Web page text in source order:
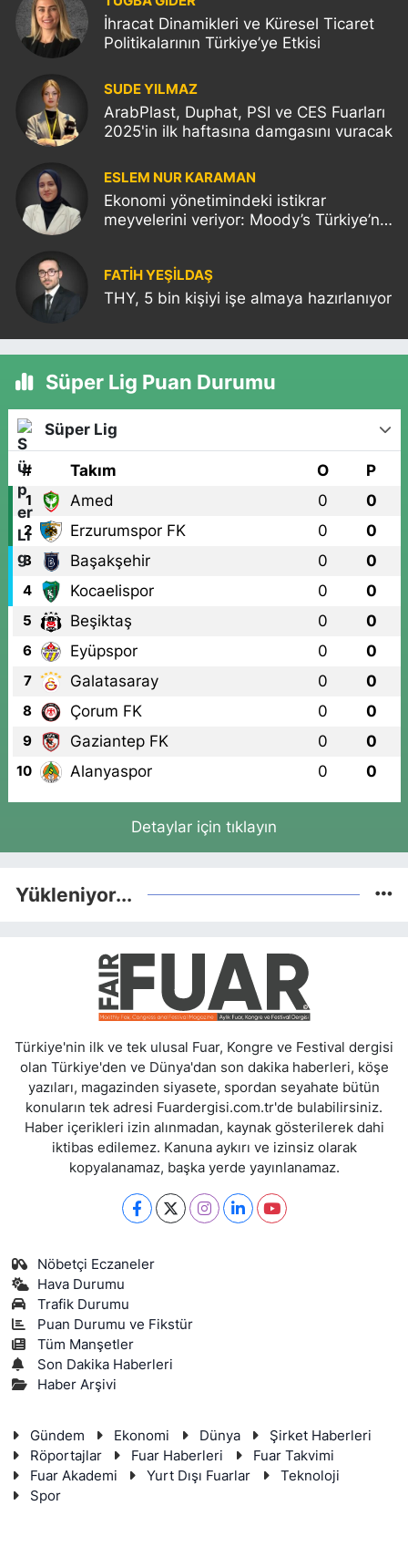
İhracat Dinamikleri ve Küresel Ticaret
Politikalarının Türkiye’ye Etkisi
SUDE YILMAZ
ArabPlast, Duphat, PSI ve CES Fuarları
2025'in ilk haftasına damgasını vuracak
ESLEM NUR KARAMAN
Ekonomi yönetimindeki istikrar
meyvelerini veriyor: Moody’s Türkiye’nin
FATIH YEŞİLDAŞ
THY, 5 bin kişiyi işe almaya hazırlanıyor
Süper Lig Puan Durumu
Süper Lig
# Takım O P
1 Amed 0 0
2 Erzurumspor FK 0 0
3 Başakşehir 0 0
4 Kocaelispor 0 0
5 Beşiktaş 0 0
6 Eyüpspor 0 0
7 Galatasaray 0 0
8 Çorum FK 0 0
9 Gaziantep FK 0 0
10 Alanyaspor 0 0
Detaylar için tıklayın
Yükleniyor...
Türkiye'nin ilk ve tek ulusal Fuar, Kongre ve Festival dergisi
olan Türkiye'den ve Dünya'dan son dakika haberleri, köşe
yazıları, magazinden siyasete, spordan seyahate bütün
konuların tek adresi Fuardergisi.com.tr'de bulabilirsiniz.
Haber içerikleri izin alınmadan, kaynak gösterilerek dahi
iktibas edilemez. Kanuna aykırı ve izinsiz olarak
kopyalanamaz, başka yerde yayınlanamaz.
Nöbetçi Eczaneler
Hava Durumu
Trafik Durumu
Puan Durumu ve Fikstür
Tüm Manşetler
Son Dakika Haberleri
Haber Arşivi
Gündem Ekonomi Dünya
Şirket Haberleri
Röportajlar
Fuar Haberleri
Fuar Takvimi
Fuar Akademi
Yurt Dışı Fuarlar
Teknoloji
Spor